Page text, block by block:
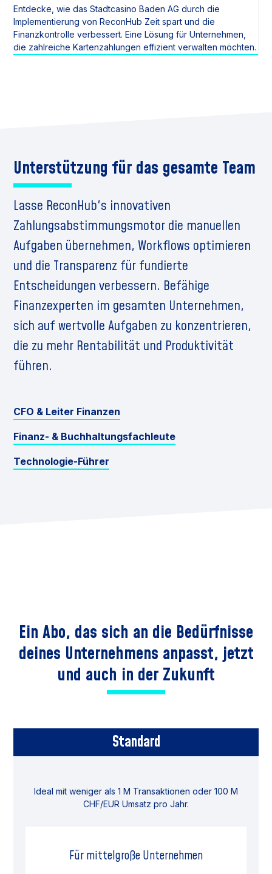
Entdecke, wie das Stadtcasino Baden AG durch die
Implementierung von ReconHub Zeit spart und die
Finanzkontrolle verbessert. Eine Lösung für Unternehmen,
die zahlreiche Kartenzahlungen effizient verwalten möchten.
Unterstützung für das gesamte Team
Lasse ReconHub's innovativen
Zahlungsabstimmungsmotor die manuellen
Aufgaben übernehmen, Workflows optimieren
und die Transparenz für fundierte
Entscheidungen verbessern. Befähige
Finanzexperten im gesamten Unternehmen,
sich auf wertvolle Aufgaben zu konzentrieren,
die zu mehr Rentabilität und Produktivität
führen.
CFO & Leiter Finanzen
Finanz- & Buchhaltungsfachleute
Technologie-Führer
Ein Abo, das sich an die Bedürfnisse
deines Unternehmens anpasst,jetzt
und auch in der Zukunft
Standard
Ideal mit weniger als 1 M Transaktionen oder 100 M
CHF/EUR Umsatz pro Jahr.
Für mittelgroße Unternehmen